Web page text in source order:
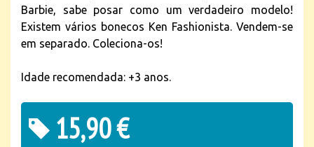
Barbie, sabe posar como um verdadeiro modelo!
Existem vários bonecos Ken Fashionista. Vendem-se
em separado. Coleciona-os!
Idade recomendada: +3 anos.
15,90 €